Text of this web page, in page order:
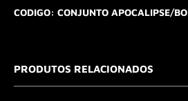
CODIGO: CONJUNTO APOCALIPSE/
PRODUTOS RELACIONADOS